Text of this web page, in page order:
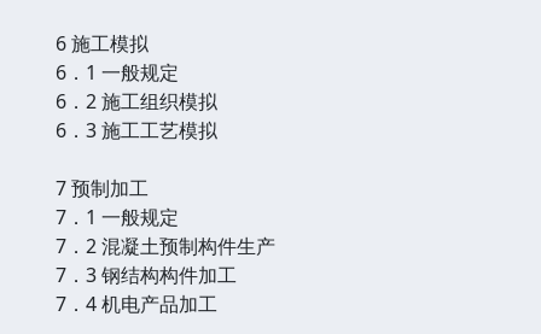
6 施工模拟
6．1 一般规定
6．2 施工组织模拟
6．3 施工工艺模拟
7 预制加工
7．1 一般规定
7．2 混凝土预制构件生产
7．3 钢结构构件加工
7．4 机电产品加工